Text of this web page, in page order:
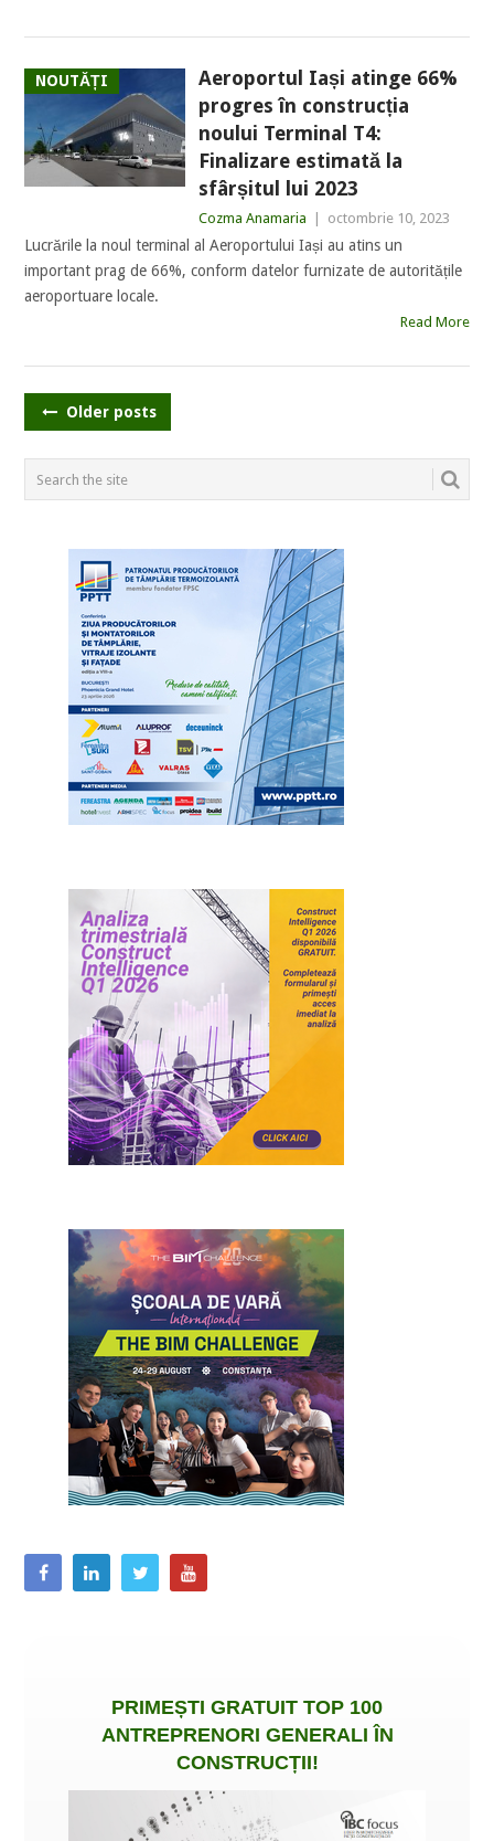
NOUTĂȚI
Aeroportul Iași atinge 66%
progres în construcția
noului Terminal T4:
Finalizare estimată la
sfârșitul lui 2023
Cozma Anamaria octombrie 10, 2023
Lucrările la noul terminal al Aeroportului Iași au atins un
important prag de 66%, conform datelor furnizate de autoritățile
aeroportuare locale.
Read More
POSTS
Older posts
PRIMEȘTI GRATUIT TOP 100
ANTREPRENORI GENERALI ÎN
CONSTRUCȚII!